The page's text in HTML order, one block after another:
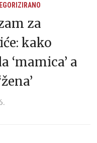
za
kako
‘mamica’ a